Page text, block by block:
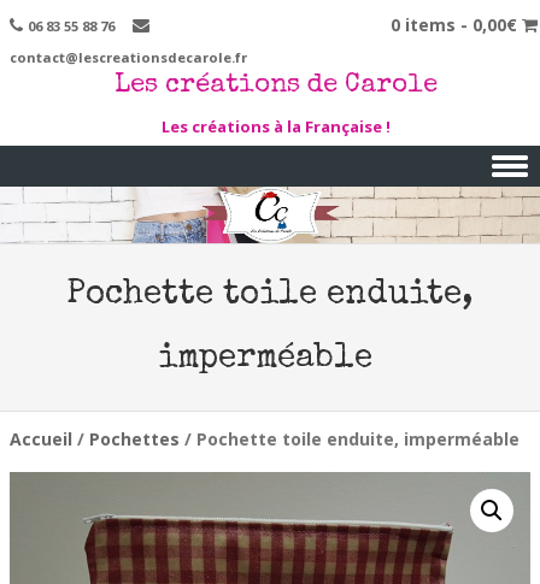
06 83 55 88 76
contact@lescreationsdecarole.fr
0 items - 0,00€
Les créations de Carole
Les créations à la Française !
Skip to content
Pochette toile enduite,
imperméable
Accueil / Pochettes / Pochette toile enduite, imperméable